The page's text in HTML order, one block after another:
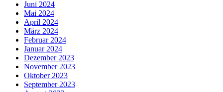
Juni 2024
Mai 2024
April 2024
März 2024
Februar 2024
Januar 2024
Dezember 2023
November 2023
Oktober 2023
September 2023